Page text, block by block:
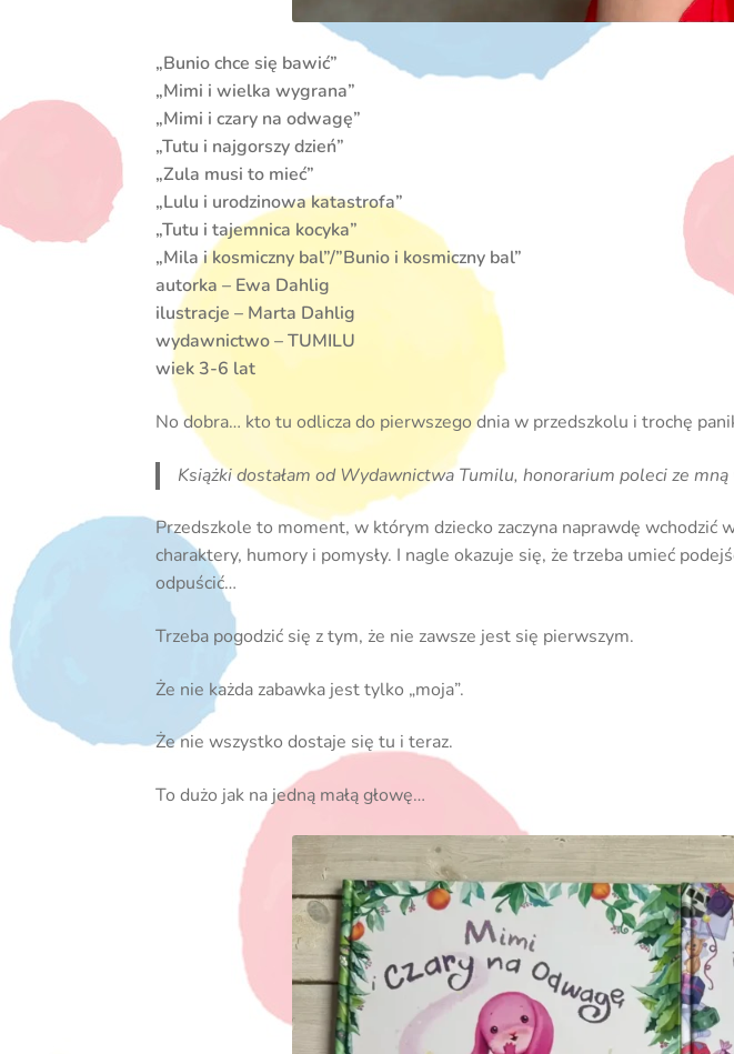
„Bunio chce się bawić”
„Mimi i wielka wygrana”
„Mimi i czary na odwagę”
„Tutu i najgorszy dzień”
„Zula musi to mieć”
„Lulu i urodzinowa katastrofa”
„Tutu i tajemnica kocyka”
„Mila i kosmiczny bal”/”Bunio i kosmiczny bal”
autorka – Ewa Dahlig
ilustracje – Marta Dahlig
wydawnictwo – TUMILU
wiek 3-6 lat
No dobra… kto tu odlicza do pierwszego dnia w przedszkolu i trochę
Książki dostałam od Wydawnictwa Tumilu, honorarium poleci ze
Przedszkole to moment, w którym dziecko zaczyna naprawdę
charaktery, humory i pomysły. I nagle okazuje się, że trzeba umieć
odpuścić…
Trzeba pogodzić się z tym, że nie zawsze jest się pierwszym.
Że nie każda zabawka jest tylko „moja”.
Że nie wszystko dostaje się tu i teraz.
To dużo jak na jedną małą głowę…